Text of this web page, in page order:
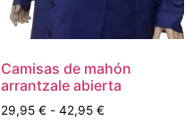
Camisas de mahón
arrantzale abierta
29,95 € - 42,95 €